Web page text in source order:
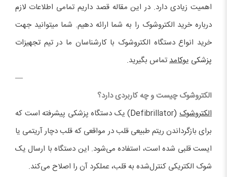
اهمیت زیادی دارد. در این مقاله قصد داریم تمامی اطلاعات لازم
درباره خرید الکتروشوک را به شما ارائه دهیم. شما میتوانید جهت
خرید انواع دستگاه الکتروشوک با کارشناسان ما در تیم تجهیزات
پزشکی یوکامدتماس بگیرید.
—
الکتروشوک چیست و چه کاربردی دارد؟
الکتروشوک(De
fibrillator) یک دستگاه پزشکی پیشرفته است که
برای بازگرداندن ریتم طبیعی قلب در مواقعی که قلب دچار آریتمی یا
ایست قلبی شده است، استفاده می‌شود. این دستگاه با ارسال یک
شوک الکتریکی کنترل‌شده به قلب، عملکرد آن را اصلاح می‌کند.